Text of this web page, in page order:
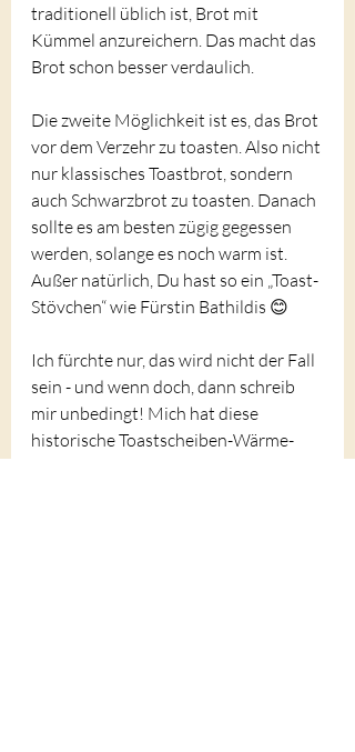
traditionell üblich ist, Brot mit
Kümmel anzureichern. Das macht das
Brot schon besser verdaulich.
Die zweite Möglichkeit ist es, das Brot
vor dem Verzehr zu toasten. Also nicht
nur klassisches Toastbrot, sondern
auch Schwarzbrot zu toasten. Danach
sollte es am besten zügig gegessen
werden, solange es noch warm ist.
Außer natürlich, Du hast so ein „Toast-
Stövchen“ wie Fürstin Bathildis 😊
Ich fürchte nur, das wird nicht der Fall
sein - und wenn doch, dann schreib
mir unbedingt! Mich hat diese
historische Toastscheiben-Wärme-